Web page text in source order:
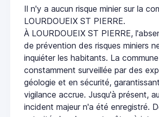
Il n'y a aucun risque minier sur la
LOURDOUEIX ST PIERRE.
À LOURDOUEIX ST PIERRE,
de prévention des risques miniers
inquiéter les habitants. La
constamment surveillée par des
géologie et en sécurité,
vigilance accrue. Jusqu'à présent,
incident majeur n'a été enregistré.